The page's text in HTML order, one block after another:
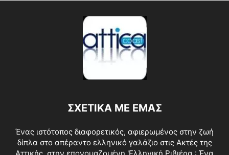
ΣΧΕΤΙΚΑ ΜΕ ΕΜΑΣ
Ένας ιστότοπος διαφορετικός, αφιερωμένος στην ζωή
δίπλα στο απέραντο ελληνικό γαλάζιο στις Ακτές της